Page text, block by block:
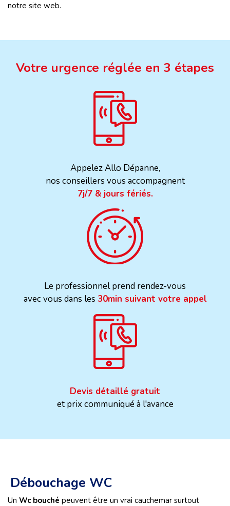
notre site web.
Votre urgence réglée en 3 étapes
Appelez Allo Dépanne,
nos conseillers vous accompagnent
7j/7 & jours fériés.
Le professionnel prend rendez-vous
avec vous dans les 30min suivant votre appel
Devis détaillé gratuit
et prix communiqué à l'avance
Débouchage WC
Un Wc bouché peuvent être un vrai cauchemar surtout